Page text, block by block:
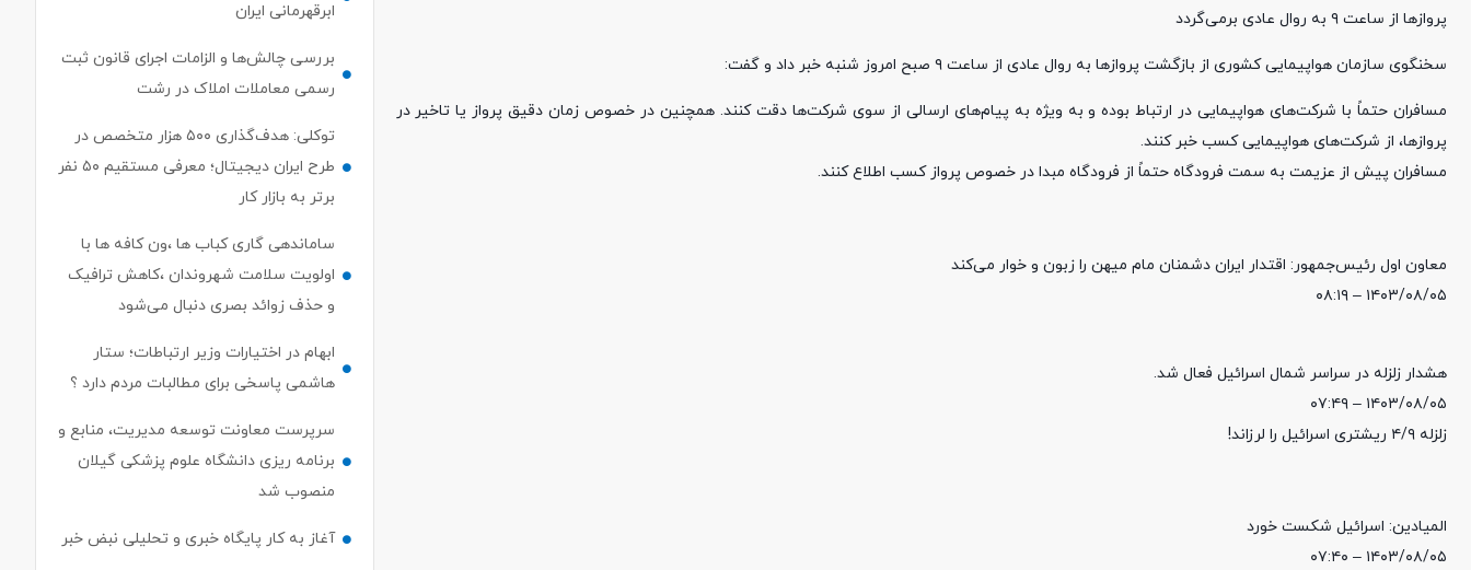
پروازها از ساعت ۹ به روال عادی برمی‌گردد
سخنگوی سازمان هواپیمایی کشوری از بازگشت پروازها به روال عادی از ساعت ۹ صبح امروز شنبه خبر داد و گفت:
مسافران حتماً با شرکت‌های هواپیمایی در ارتباط بوده و به ویژه به پیام‌های ارسالی از سوی شرکت‌ها دقت کنند. همچنین در خصوص زمان دقیق پرواز یا تاخیر در
پروازها، از شرکت‌های هواپیمایی کسب خبر کنند.
مسافران پیش از عزیمت به سمت فرودگاه حتماً از فرودگاه مبدا در خصوص پرواز کسب اطلاع کنند.
معاون اول رئیس‌جمهور: اقتدار ایران دشمنان مام میهن را زبون و خوار می‌کند
۱۴۰۳/۰۸/۰۵ – ۰۸:۱۹
هشدار زلزله در سراسر شمال اسرائیل فعال شد.
۱۴۰۳/۰۸/۰۵ – ۰۷:۴۹
زلزله ۴/۹ ریشتری اسرائیل را لرزاند!
المیادین: اسرائیل شکست خورد
۱۴۰۳/۰۸/۰۵ – ۰۷:۴۰
ابرقهرمانی ایران
بررسی چالش‌ها و الزامات اجرای قانون ثبت
رسمی معاملات املاک در رشت
توکلی: هدف‌گذاری ۵۰۰ هزار متخصص در
طرح ایران دیجیتال؛ معرفی مستقیم ۵۰ نفر
برتر به بازار کار
ساماندهی گاری کباب ها ،ون کافه ها با
اولویت سلامت شهروندان ،کاهش ترافیک
و حذف زوائد بصری دنبال می‌شود
ابهام در اختیارات وزیر ارتباطات؛ ستار
هاشمی پاسخی برای مطالبات مردم دارد ؟
سرپرست معاونت توسعه مدیریت، منابع و
برنامه ریزی دانشگاه علوم پزشکی گیلان
منصوب شد
آغاز به کار پایگاه خبری و تحلیلی نبض خبر